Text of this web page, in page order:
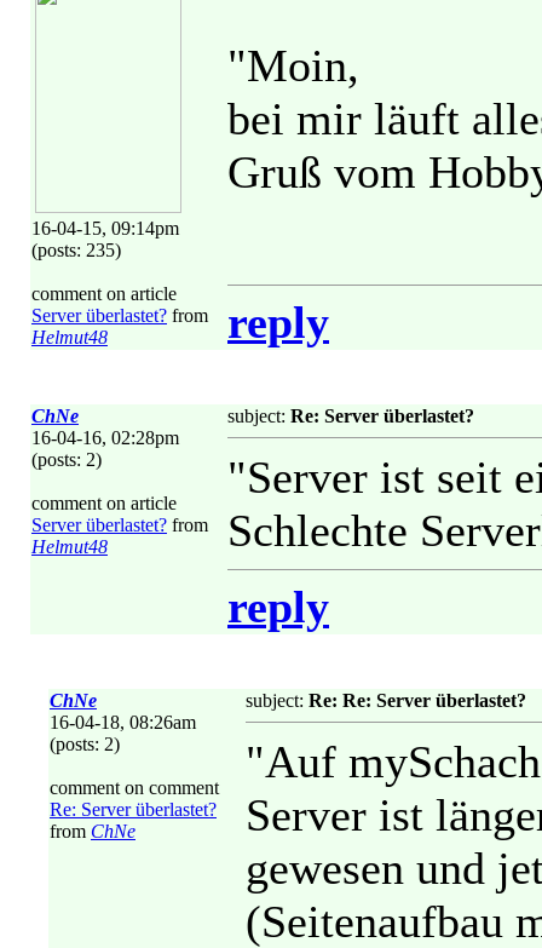
16-04-15, 09:14pm
(posts: 235)
comment on article
Server überlastet? from
Helmut48
"Moin,
bei mir läuft
Gruß vom
reply
ChNe
16-04-16, 02:28pm
(posts: 2)
comment on article
Server überlastet? from
Helmut48
subject: Re: Server überlastet?
"Server ist seit
Schlechte
reply
ChNe
16-04-18, 08:26am
(posts: 2)
comment on comment
Re: Server überlastet?
from ChNe
subject: Re: Re: Server überlastet?
"Auf
Server ist
gewesen und
(Seitenaufbau